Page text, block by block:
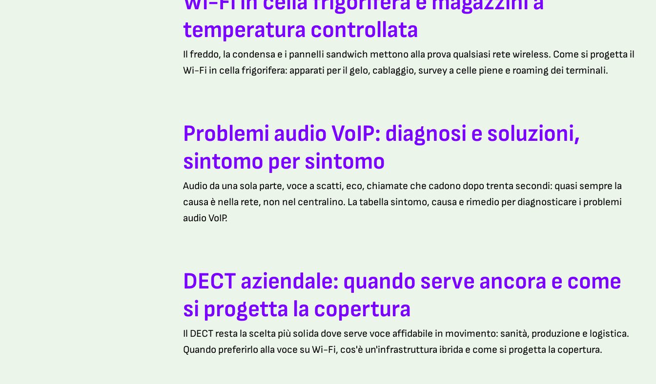
temperatura controllata
Il freddo, la condensa e i pannelli sandwich mettono alla prova qualsiasi rete wireless. Come si progetta il
Wi-Fi in cella frigorifera: apparati per il gelo, cablaggio, survey a celle piene e roaming dei terminali.
Problemi audio VoIP: diagnosi e soluzioni,
sintomo per sintomo
Audio da una sola parte, voce a scatti, eco, chiamate che cadono dopo trenta secondi: quasi sempre la
causa è nella rete, non nel centralino. La tabella sintomo, causa e rimedio per diagnosticare i problemi
audio VoIP.
DECT aziendale: quando serve ancora e come
si progetta la copertura
Il DECT resta la scelta più solida dove serve voce affidabile in movimento: sanità, produzione e logistica.
Quando preferirlo alla voce su Wi-Fi, cos'è un'infrastruttura ibrida e come si progetta la copertura.